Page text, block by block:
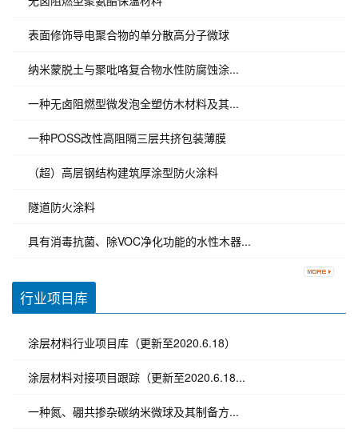
表面修饰导电聚合物的单分散高分子微球
纳米蒙脱土与聚吡咯复合物水性防腐蚀涂...
一种无卤阻燃型微发泡全塑仿木材料及其...
一种POSS改性高阻隔三层共挤包装薄膜
（超）高层钢结构建筑厚涂型防火涂料
隧道防火涂料
具有消毒抗菌、除VOC净化功能的水性木器...
行业项目库
涂层材料行业项目库（更新至2020.6.18）
涂层材料对接项目跟踪（更新至2020.6.18...
一种氮、硼共掺杂碳纳米微球及其制备方...